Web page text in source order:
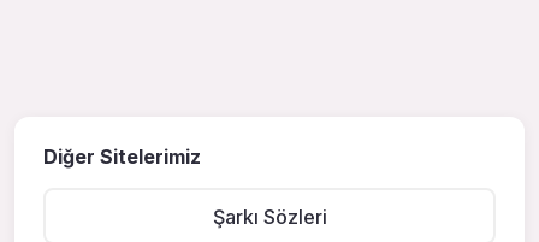
Diğer Sitelerimiz
Şarkı Sözleri